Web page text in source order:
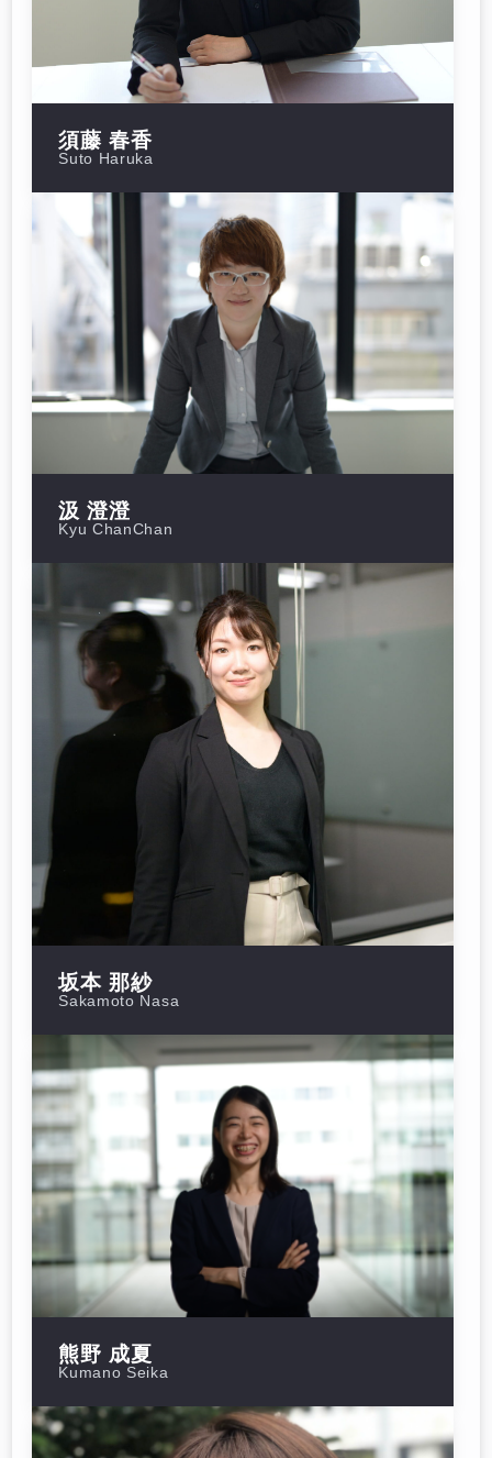
須藤 春香
Suto Haruka
汲 澄澄
Kyu ChanChan
坂本 那紗
Sakamoto Nasa
熊野 成夏
Kumano Seika